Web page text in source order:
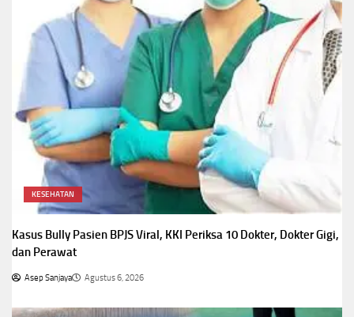
KESEHATAN
Kasus Bully Pasien BPJS Viral, KKI Periksa 10 Dokter, Dokter Gigi,
dan Perawat
Asep Sanjaya Agustus 6, 2026